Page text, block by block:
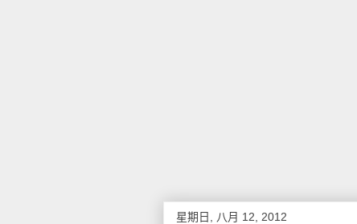
星期日, 八月 12, 2012